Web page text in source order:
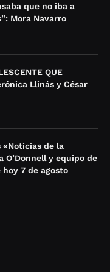
que no iba a
Mora Navarro
QUE
Llinás y César
de la
O’Donnell y equipo de
hoy 7 de agosto